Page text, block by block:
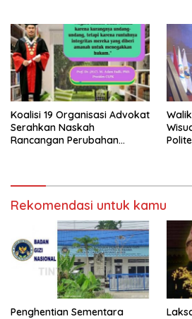
Bersama Kota Dumai
Koalisi 19 Organisasi Advokat
Serahkan Naskah
Rancangan Perubahan
Rekomendasi untuk kamu
Penghentian Sementara